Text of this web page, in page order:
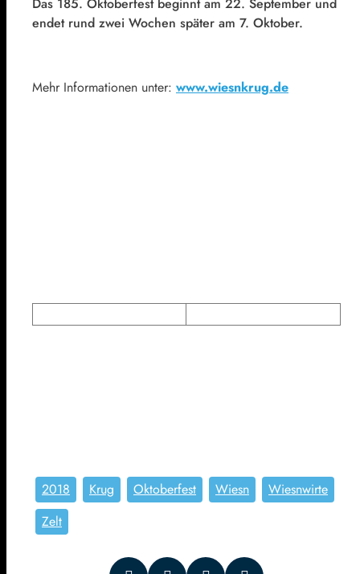
endet rund zwei Wochen später am 7. Oktober.
Mehr Informationen unter: www.wiesnkrug.de
2018 Krug Oktoberfest Wiesn
Wiesnwirte
Zelt